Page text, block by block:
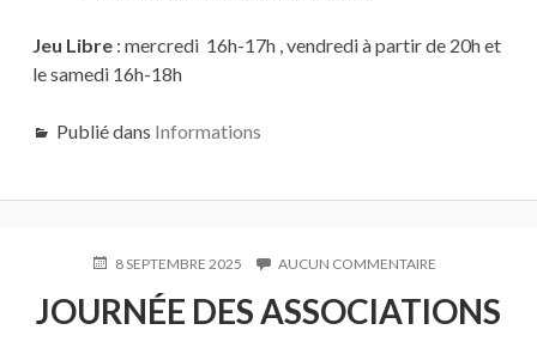
Jeu Libre: mercredi 16h-17h , vendredi à partir de 20h et
le samedi 16h-18h
Publié dans Informations
PUBLIÉ8 SEPTEMBRE 2025 AUCUN COMMENTAIRE
DES
ASSOCIATIONS
JOURNÉE DES ASSOCIATIONS